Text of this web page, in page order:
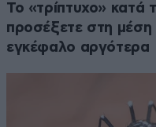
Το «τρίπτυχο» κατά
προσέξετε στη μέση
εγκέφαλο αργότερα